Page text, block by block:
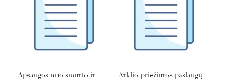
Apsaugos nuo smurto ir
Arklio priežiūros paslaugų